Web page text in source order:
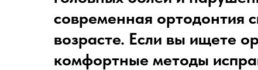
современная ортодонтия
возрасте. Если вы ищете
комфортные методы